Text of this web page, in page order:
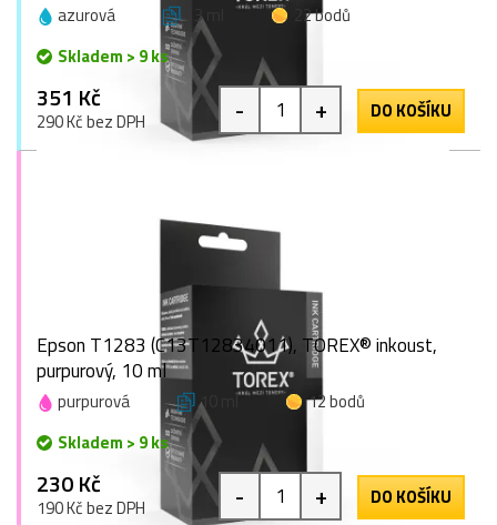
azurová 13 ml
22 bodů
Skladem > 9 ks
351 Kč
290 Kč bez DPH - + DO KOŠÍKU
Epson T1283 (C13T12834011), TOREX® inkoust,
purpurový, 10 ml
purpurová 10 ml
12 bodů
Skladem > 9 ks
230 Kč
190 Kč bez DPH - + DO KOŠÍKU